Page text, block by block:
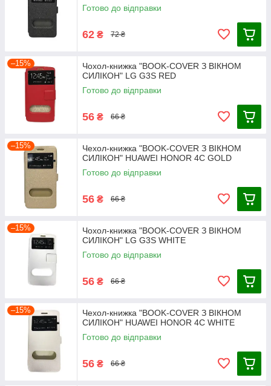
Готово до відправки
62 ₴ 72 ₴
–15%
Чохол-книжка "BOOK-COVER З ВІКНОМ
СИЛІКОН" LG G3S RED
Готово до відправки
56 ₴ 66 ₴
–15%
Чехол-книжка "BOOK-COVER З ВІКНОМ
СИЛІКОН" HUAWEI HONOR 4C GOLD
Готово до відправки
56 ₴ 66 ₴
–15%
Чохол-книжка "BOOK-COVER З ВІКНОМ
СИЛІКОН" LG G3S WHITE
Готово до відправки
56 ₴ 66 ₴
–15%
Чехол-книжка "BOOK-COVER З ВІКНОМ
СИЛІКОН" HUAWEI HONOR 4C WHITE
Готово до відправки
56 ₴ 66 ₴